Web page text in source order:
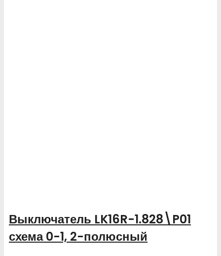
Выключатель LK16R-1.828\P01
схема 0-1, 2-полюсный